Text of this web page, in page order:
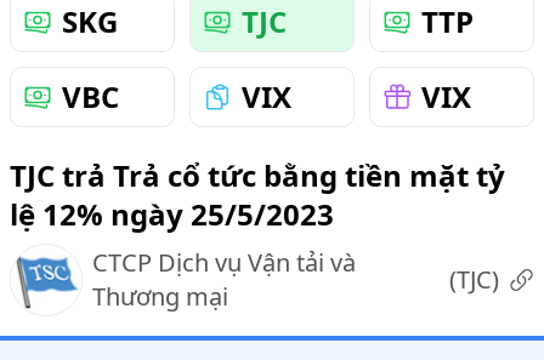
SKG
TJC
TTP
VBC
VIX
VIX
TJC trả Trả cổ tức bằng tiền mặt tỷ
lệ 12% ngày 25/5/2023
CTCP Dịch vụ Vận tải và
Thương mại
(TJC)